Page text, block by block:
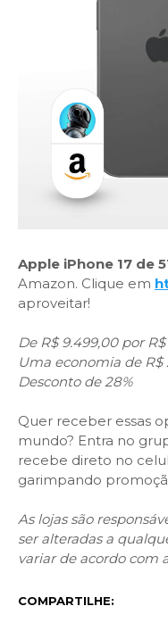
Apple iPhone 17 de
Amazon. Clique em
aproveitar!
De R$ 9.499,00 por R$
Uma economia de R$
Desconto de 28%
Quer receber essas
mundo? Entra no
recebe direto no
garimpando
As lojas são
ser alteradas a
variar de acordo com
COMPARTILHE: